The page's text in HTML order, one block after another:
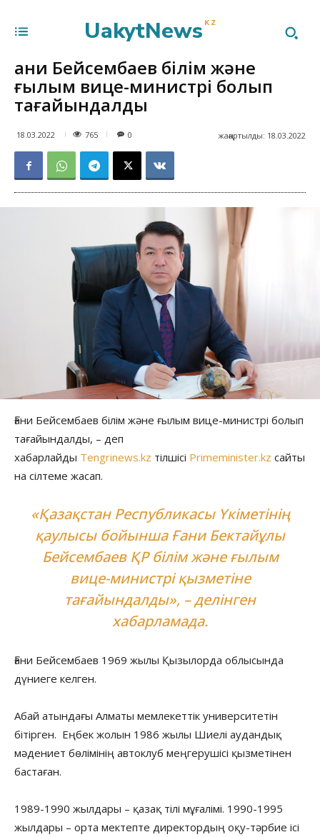
UakytNews KZ
Ғани Бейсембаев білім және
ғылым вице-министрі болып
тағайындалды
18.03.2022 765 жаңартылды: 18.03.2022
0
Ғани Бейсембаев білім және ғылым вице-министрі болып
тағайындалды, – деп
хабарлайды Tengrinews.kz тілшісі Primeminister.kz сайты
на сілтеме жасап.
«Қазақстан Республикасы Үкіметінің
қаулысы бойынша Ғани Бектайұлы
Бейсембаев ҚР білім және ғылым
вице-министрі қызметіне
тағайындалды», – делінген
хабарламада.
Ғани Бейсембаев 1969 жылы Қызылорда облысында
дүниеге келген.
Абай атындағы Алматы мемлекеттік университетін
бітірген. Еңбек жолын 1986 жылы Шиелі аудандық
мәдениет бөлімінің автоклуб меңгерушісі қызметінен
бастаған.
1989-1990 жылдары – қазақ тілі мұғалімі. 1990-1995
жылдары – орта мектепте директордың оқу-тәрбие ісі